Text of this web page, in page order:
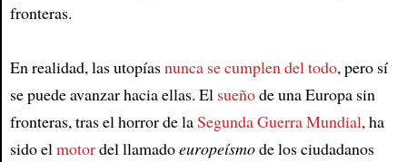
fronteras.
En realidad, las utopíasnunca se cumplen del todo, pero sí
se puede avanzar hacia ellas. El sueñode una Europa sin
fronteras, tras el horror de laSegunda Guerra Mundial, ha
sido elmotordel llamadoeuropeísmode los ciudadanos